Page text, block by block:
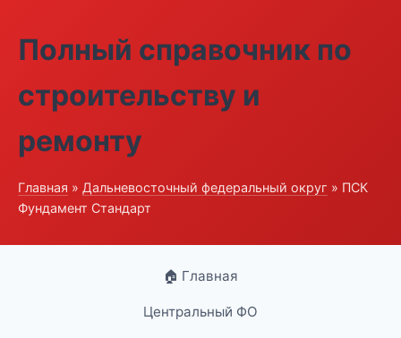
Полный справочник по
строительству и
ремонту
Главная » Дальневосточный федеральный округ » ПСК
Фундамент Стандарт
🏠 Главная
Центральный ФО